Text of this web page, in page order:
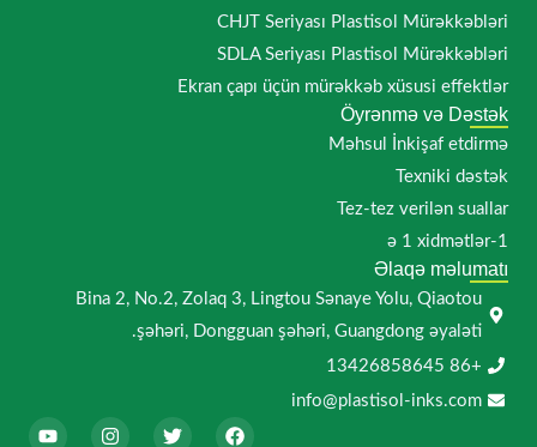
CHJT Seriyası Plastisol Mürəkkəbləri
SDLA Seriyası Plastisol Mürəkkəbləri
Ekran çapı üçün mürəkkəb xüsusi effektlər
Öyrənmə və Dəstək
Məhsul İnkişaf etdirmə
Texniki dəstək
Tez-tez verilən suallar
1-ə 1 xidmətlər
Əlaqə məlumatı
Bina 2, No.2, Zolaq 3, Lingtou Sənaye Yolu, Qiaotou
şəhəri, Dongguan şəhəri, Guangdong əyaləti.
+86 13426858645
info@plastisol-inks.com
F
T
I
Y